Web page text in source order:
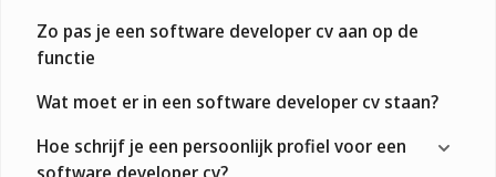
Zo pas je een software developer cv aan op de
functie
Wat moet er in een software developer cv staan?
Hoe schrijf je een persoonlijk profiel voor een